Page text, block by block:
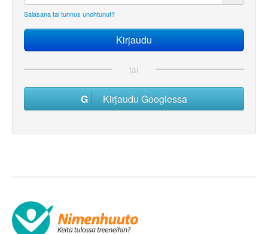
Salasana tai tunnus unohtunut?
tai
Kirjaudu Googlessa